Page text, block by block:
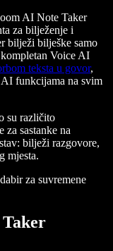
AI Note Taker
za bilježenje i
bilježi bilješke samo
Voice AI
teksta u govor,
funkcijama na svim
su različito
sastanke na
bilježi razgovore,
mjesta.
za suvremene
Taker